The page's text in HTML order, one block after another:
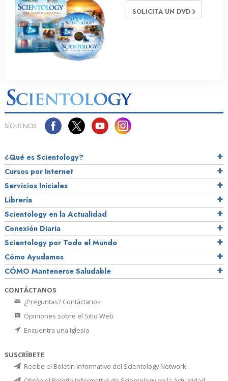
SOLICITA UN DVD
SÍGUENOS
¿Qué es Scientology?
Cursos por Internet
Servicios Iniciales
Librería
Scientology en la Actualidad
Conexión Diaria
Scientology por Todo el Mundo
Cómo Ayudamos
CÓMO Mantenerse Saludable
CONTÁCTANOS
¿Preguntas? Contáctanos
Opiniones sobre el Sitio Web
Encuentra una Iglesia
SUSCRÍBETE
Recibe el Boletín Informativo del Scientology Network